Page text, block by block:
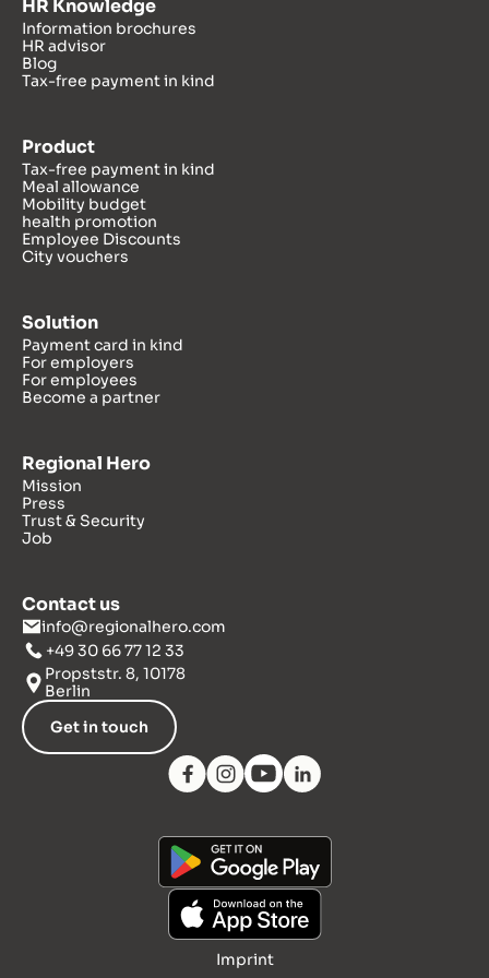
HR Knowledge
Information brochures
HR advisor
Blog
Tax-free payment in kind
Product
Tax-free payment in kind
Meal allowance
Mobility budget
health promotion
Employee Discounts
City vouchers
Solution
Payment card in kind
For employers
For employees
Become a partner
Regional Hero
Mission
Press
Trust & Security
Job
Contact us
info@regionalhero.com
+49 30 66 77 12 33
Propststr. 8, 10178
Berlin
Get in touch
Imprint